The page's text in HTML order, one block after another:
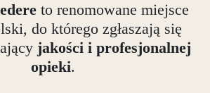
to renomowane miejsce
do którego zgłaszają się
jakości i profesjonalnej
opieki.